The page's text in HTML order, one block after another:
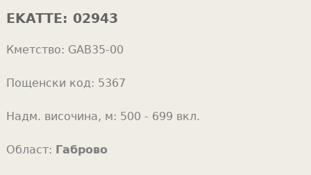
r
m
e
e
EKATTE: 02943
Кметство: GAB35-00
Пощенски код: 5367
Надм. височина, м: 500 - 699 вкл.
Област: Габрово